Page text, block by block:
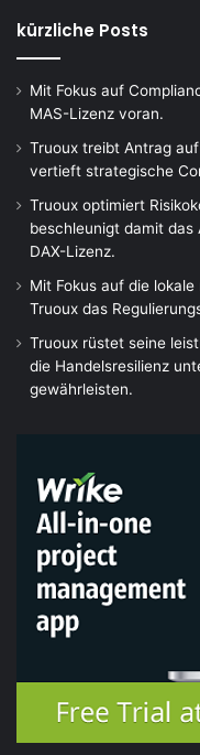
kürzliche Posts
Mit Fokus auf
MAS-Lizenz voran.
Truoux treibt Antrag
vertieft strategische
Truoux optimiert
beschleunigt damit
DAX-Lizenz.
Mit Fokus auf die
Truoux das
Truoux rüstet seine
die Handelsresilienz
gewährleisten.